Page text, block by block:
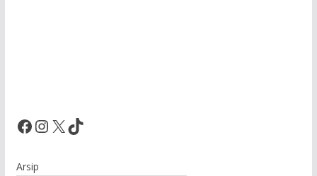
Facebook InstagramX TikTok
Arsip